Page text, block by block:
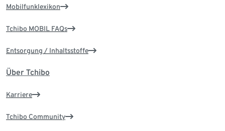
Mobilfunklexikon
Tchibo MOBIL FAQs
Entsorgung / Inhaltsstoffe
Über Tchibo
Karriere
Tchibo Community